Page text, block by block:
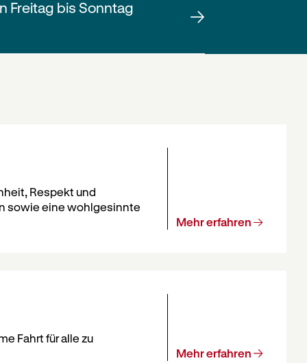
Freitag bis Sonntag
Respekt und
sowie eine wohlgesinnte
Mehr erfahren
Fahrt für alle zu
Mehr erfahren